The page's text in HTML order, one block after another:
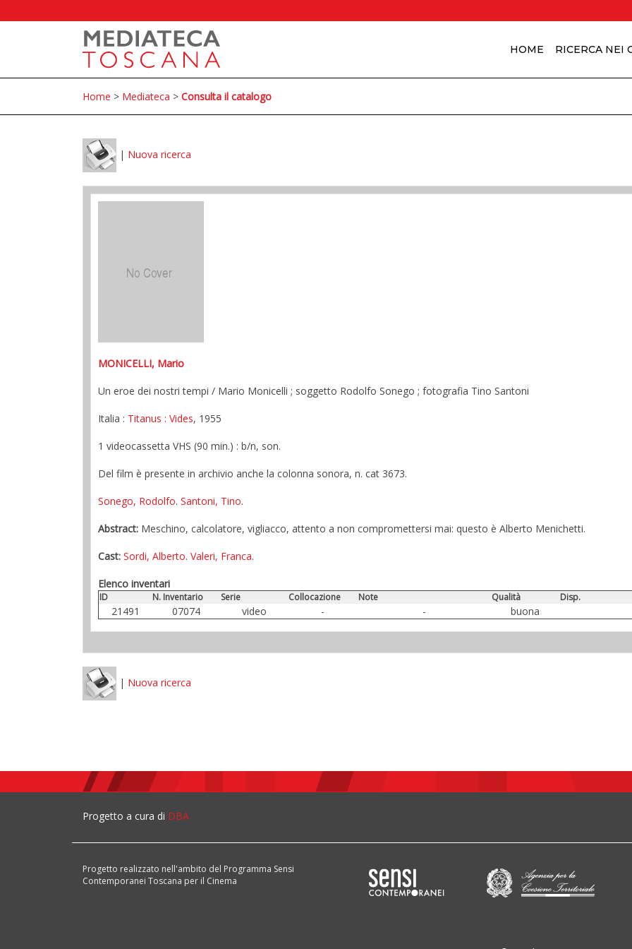
HOME RICERCA NEI
Home > Mediateca > Consulta il catalogo
| Nuova ricerca
MONICELLI, Mario
Un eroe dei nostri tempi / Mario Monicelli ; soggetto Rodolfo Sonego ; fotografia Tino Santoni
Italia : Titanus : Vides, 1955
1 videocassetta VHS (90 min.) : b/n, son.
Del film è presente in archivio anche la colonna sonora, n. cat 3673.
Sonego, Rodolfo. Santoni, Tino.
Abstract: Meschino, calcolatore, vigliacco, attento a non compromettersi mai: questo è Alberto Menichetti.
Cast: Sordi, Alberto. Valeri, Franca.
Elenco inventari
ID N. Inventario Serie Collocazione Note Qualità Disp.
21491 07074 video - - buona
| Nuova ricerca
Progetto a cura di DBA
Progetto realizzato nell'ambito del Programma Sensi
Contemporanei Toscana per il Cinema